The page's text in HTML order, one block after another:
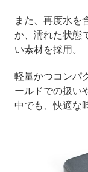
また、再度水を
か、濡れた状態
い素材を採用。
軽量かつコンパ
ールドでの扱い
中でも、快適な